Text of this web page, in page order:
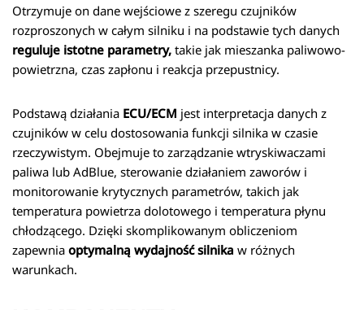
Otrzymuje on dane wejściowe z szeregu czujników
rozproszonych w całym silniku i na podstawie tych danych
reguluje istotne parametry, takie jak mieszanka paliwowo-
powietrzna, czas zapłonu i reakcja przepustnicy.
Podstawą działania ECU/ECM jest interpretacja danych z
czujników w celu dostosowania funkcji silnika w czasie
rzeczywistym. Obejmuje to zarządzanie wtryskiwaczami
paliwa lub AdBlue, sterowanie działaniem zaworów i
monitorowanie krytycznych parametrów, takich jak
temperatura powietrza dolotowego i temperatura płynu
chłodzącego. Dzięki skomplikowanym obliczeniom
zapewnia optymalną wydajność silnika w różnych
warunkach.